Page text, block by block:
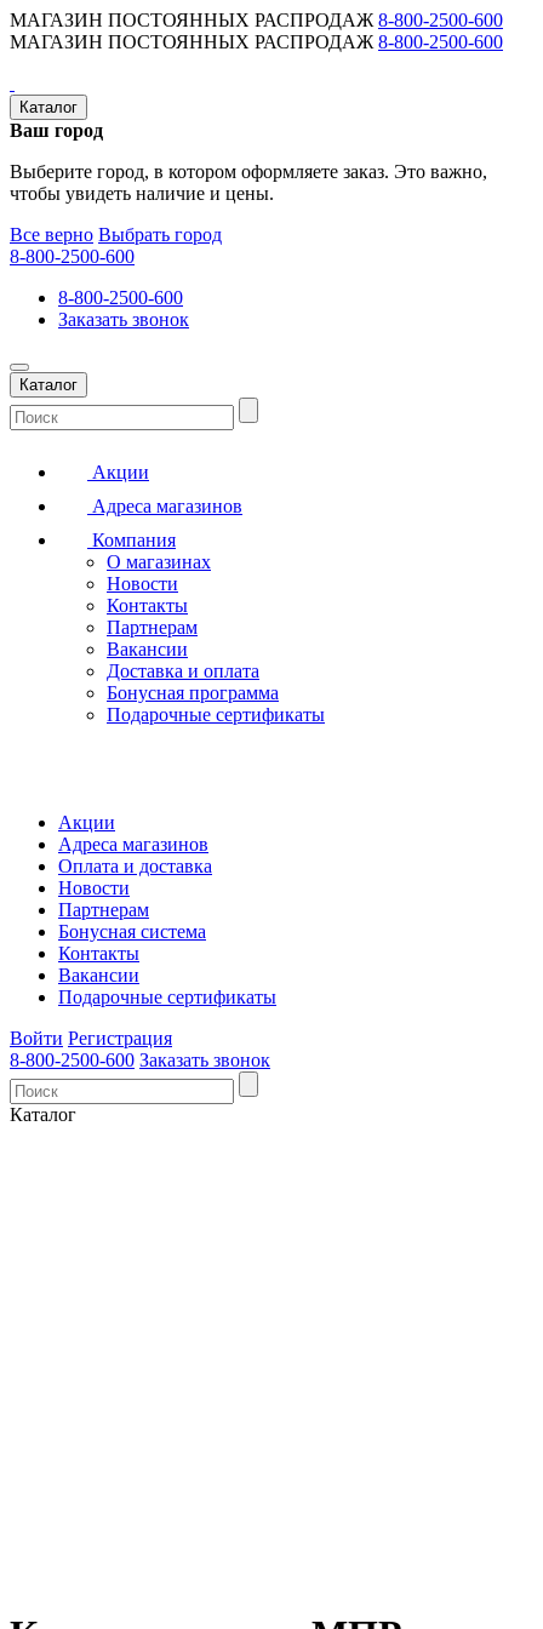
МАГАЗИН ПОСТОЯННЫХ РАСПРОДАЖ 8-800-2500-600
МАГАЗИН ПОСТОЯННЫХ РАСПРОДАЖ 8-800-2500-600
Каталог
Ваш город
Выберите город, в котором оформляете заказ. Это важно,
чтобы увидеть наличие и цены.
Все верно Выбрать город
8-800-2500-600
8-800-2500-600
Заказать звонок
Каталог
Акции
Адреса магазинов
Компания
О магазинах
Новости
Контакты
Партнерам
Вакансии
Доставка и оплата
Бонусная программа
Подарочные сертификаты
Акции
Адреса магазинов
Оплата и доставка
Новости
Партнерам
Бонусная система
Контакты
Вакансии
Подарочные сертификаты
Войти Регистрация
8-800-2500-600 Заказать звонок
Каталог